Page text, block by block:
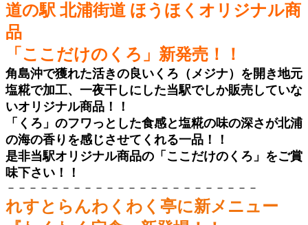
道の駅 北浦街道 ほうほくオリジナル商
品
「ここだけのくろ」新発売！！
角島沖で獲れた活きの良いくろ（メジナ）を開き地元
塩糀で加工、一夜干しにした当駅でしか販売していな
いオリジナル商品！！
「くろ」のフワっとした食感と塩糀の味の深さが北浦
の海の香りを感じさせてくれる一品！！
是非当駅オリジナル商品の「ここだけのくろ」をご賞
味下さい！！
－－－－－－－－－－－－－－－－－－－－－－－
れすとらんわくわく亭に新メニュー